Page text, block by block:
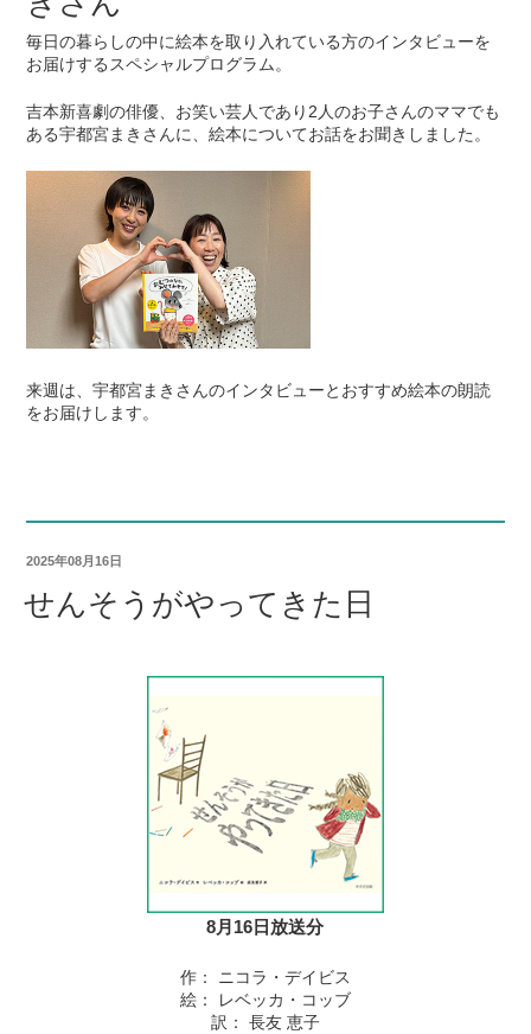
毎日の暮らしの中に絵本を取り入れている方のインタビューを
お届けするスペシャルプログラム。
吉本新喜劇の俳優、お笑い芸人であり2人のお子さんのママでも
ある宇都宮まきさんに、絵本についてお話をお聞きしました。
来週は、宇都宮まきさんのインタビューとおすすめ絵本の朗読
をお届けします。
2025年08月16日
せんそうがやってきた日
8月16日放送分
作： ニコラ・デイビス
絵： レベッカ・コッブ
訳： 長友 恵子